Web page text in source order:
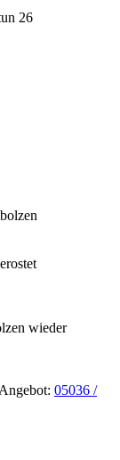
26
wieder
05036 /